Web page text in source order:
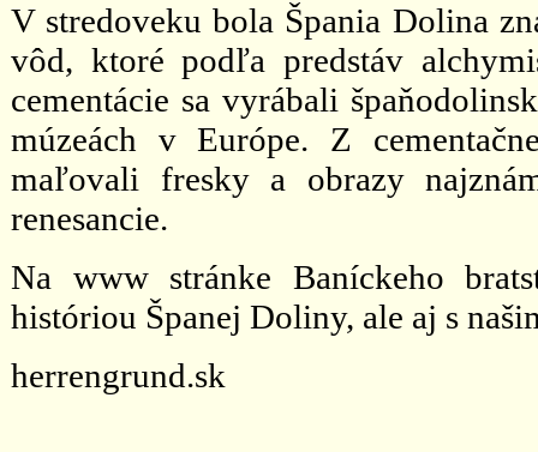
V stredoveku bola Špania Dolina
vôd, ktoré podľa predstáv
cementácie sa vyrábali
múzeách v Európe. Z
maľovali fresky a obrazy
renesancie.
Na www stránke Baníckeho
históriou Španej Doliny, ale aj s
herrengrund.sk